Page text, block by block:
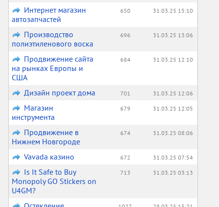
Интернет магазин
автозапчастей
650 31.03.25 15:10
Производство
полиэтиленового воска
696 31.03.25 13:06
Продвижение сайта
на рынках Европы и
США
684 31.03.25 12:10
Дизайн проект дома 701 31.03.25 12:06
Магазин
инструмента
679 31.03.25 12:05
Продвижение в
Нижнем Новгороде
674 31.03.25 08:06
Vavada казино 672 31.03.25 07:54
Is It Safe to Buy
Monopoly GO Stickers on
U4GM?
713 31.03.25 03:13